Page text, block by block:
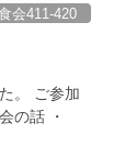
会411-420
。 ご参加
の話 ・